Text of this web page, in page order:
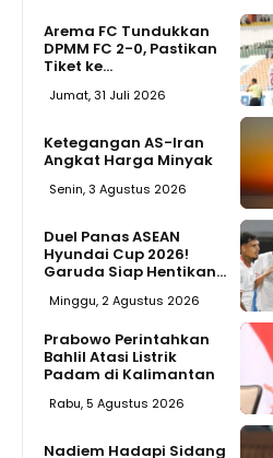
Arema FC Tundukkan
DPMM FC 2-0, Pastikan
Tiket ke...
Jumat, 31 Juli 2026
Ketegangan AS-Iran
Angkat Harga Minyak
Senin, 3 Agustus 2026
Duel Panas ASEAN
Hyundai Cup 2026!
Garuda Siap Hentikan...
Minggu, 2 Agustus 2026
Prabowo Perintahkan
Bahlil Atasi Listrik
Padam di Kalimantan
Rabu, 5 Agustus 2026
Nadiem Hadapi Sidang